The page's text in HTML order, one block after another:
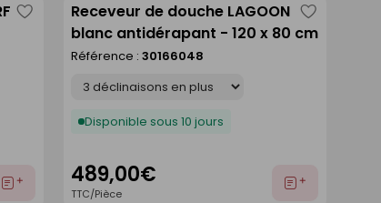
Ajouter
Enregistrer
comme
Receveur de douche LAGOON
blanc antidérapant - 120 x 80 cm
Référence : 30166048
Disponible sous 10 jours
489,00€
TTC/Pièce
Ajouter
comme